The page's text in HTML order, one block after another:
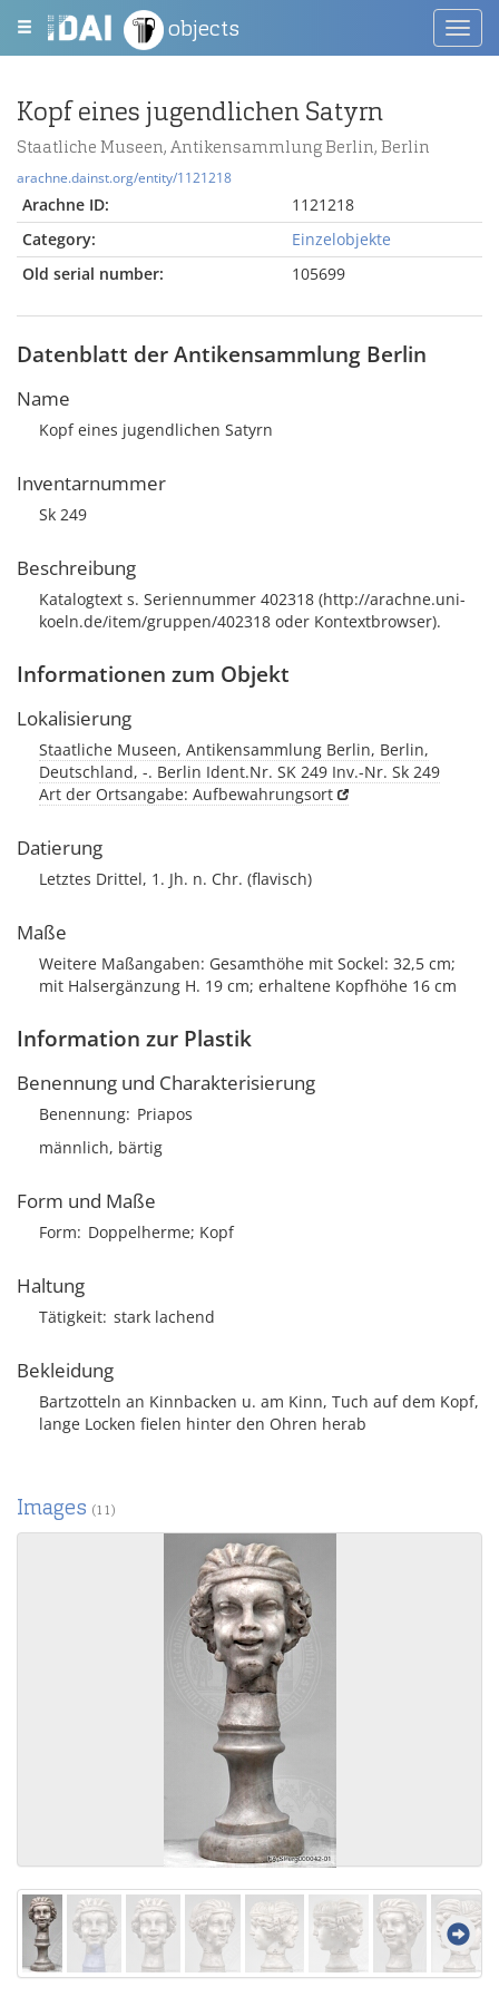
objects
Kopf eines jugendlichen Satyrn
Staatliche Museen, Antikensammlung Berlin, Berlin
arachne.dainst.org/entity/1121218
Arachne ID:
1121218
Category:
Einzelobjekte
Old serial number:
105699
Datenblatt der Antikensammlung Berlin
Name
Kopf eines jugendlichen Satyrn
Inventarnummer
Sk 249
Beschreibung
Katalogtext s. Seriennummer 402318 (http://arachne.uni-
koeln.de/item/gruppen/402318 oder Kontextbrowser).
Informationen zum Objekt
Lokalisierung
Staatliche Museen, Antikensammlung Berlin, Berlin,
Deutschland, -. Berlin Ident.Nr. SK 249 Inv.-Nr. Sk 249
Art der Ortsangabe: Aufbewahrungsort
Datierung
Letztes Drittel, 1. Jh. n. Chr. (flavisch)
Maße
Weitere Maßangaben: Gesamthöhe mit Sockel: 32,5 cm;
mit Halsergänzung H. 19 cm; erhaltene Kopfhöhe 16 cm
Information zur Plastik
Benennung und Charakterisierung
Benennung Priapos
männlich, bärtig
Form und Maße
Form Doppelherme; Kopf
Haltung
Tätigkeit stark lachend
Bekleidung
Bartzotteln an Kinnbacken u. am Kinn, Tuch auf dem Kopf,
lange Locken fielen hinter den Ohren herab
Images (11)